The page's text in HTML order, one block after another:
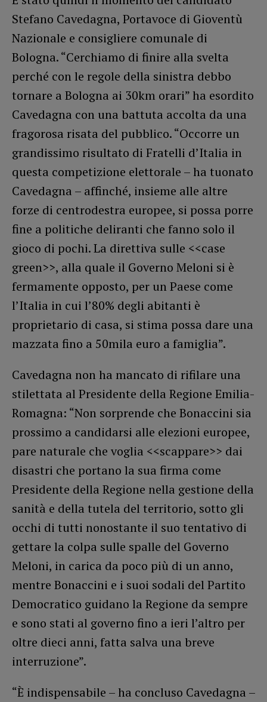
Stefano Cavedagna, Portavoce di Gioventù
Nazionale e consigliere comunale di
Bologna. “Cerchiamo di finire alla svelta
perché con le regole della sinistra debbo
tornare a Bologna ai 30km orari” ha esordito
Cavedagna con una battuta accolta da una
fragorosa risata del pubblico. “Occorre un
grandissimo risultato di Fratelli d’Italia in
questa competizione elettorale – ha tuonato
Cavedagna – affinché, insieme alle altre
forze di centrodestra europee, si possa porre
fine a politiche deliranti che fanno solo il
gioco di pochi. La direttiva sulle <<case
green>>, alla quale il Governo Meloni si è
fermamente opposto, per un Paese come
l’Italia in cui l’80% degli abitanti è
proprietario di casa, si stima possa dare una
mazzata fino a 50mila euro a famiglia”.
Cavedagna non ha mancato di rifilare una
stilettata al Presidente della Regione Emilia-
Romagna: “Non sorprende che Bonaccini sia
prossimo a candidarsi alle elezioni europee,
pare naturale che voglia <<scappare>> dai
disastri che portano la sua firma come
Presidente della Regione nella gestione della
sanità e della tutela del territorio, sotto gli
occhi di tutti nonostante il suo tentativo di
gettare la colpa sulle spalle del Governo
Meloni, in carica da poco più di un anno,
mentre Bonaccini e i suoi sodali del Partito
Democratico guidano la Regione da sempre
e sono stati al governo fino a ieri l’altro per
oltre dieci anni, fatta salva una breve
interruzione”.
“È indispensabile – ha concluso Cavedagna –